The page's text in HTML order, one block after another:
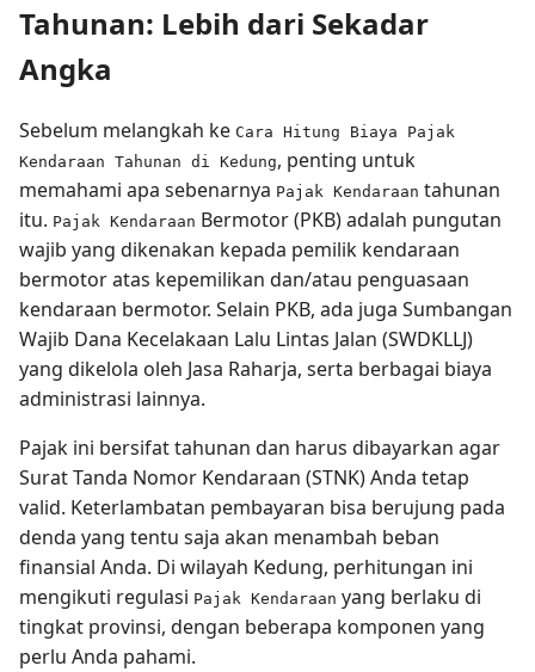
Tahunan: Lebih dari Sekadar
Angka
Sebelum melangkah ke Cara Hitung Biaya Pajak
Kendaraan Tahunan di Kedung, penting untuk
memahami apa sebenarnya Pajak Kendaraan tahunan
itu. Pajak Kendaraan Bermotor (PKB) adalah pungutan
wajib yang dikenakan kepada pemilik kendaraan
bermotor atas kepemilikan dan/atau penguasaan
kendaraan bermotor. Selain PKB, ada juga Sumbangan
Wajib Dana Kecelakaan Lalu Lintas Jalan (SWDKLLJ)
yang dikelola oleh Jasa Raharja, serta berbagai biaya
administrasi lainnya.
Pajak ini bersifat tahunan dan harus dibayarkan agar
Surat Tanda Nomor Kendaraan (STNK) Anda tetap
valid. Keterlambatan pembayaran bisa berujung pada
denda yang tentu saja akan menambah beban
finansial Anda. Di wilayah Kedung, perhitungan ini
mengikuti regulasi Pajak Kendaraan yang berlaku di
tingkat provinsi, dengan beberapa komponen yang
perlu Anda pahami.